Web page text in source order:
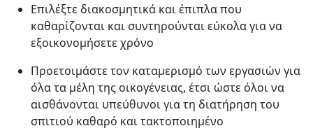
Επιλέξτε διακοσμητικά και έπιπλα που
καθαρίζονται και συντηρούνται εύκολα για να
εξοικονομήσετε χρόνο
Προετοιμάστε τον καταμερισμό των εργασιών για
όλα τα μέλη της οικογένειας, έτσι ώστε όλοι να
αισθάνονται υπεύθυνοι για τη διατήρηση του
σπιτιού καθαρό και τακτοποιημένο